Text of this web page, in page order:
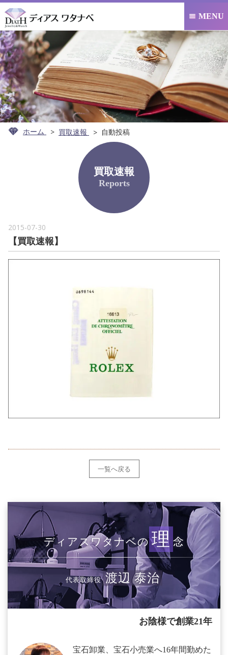
 MENU
ホーム 買取速報 自動投稿
買取速報
Reports
2015-07-30
【買取速報】
一覧へ戻る
ディアスワタナベの 理 念
代表取締役 渡辺 泰治
お陰様で創業21年
宝石卸業、宝石小売業へ16年間勤めた